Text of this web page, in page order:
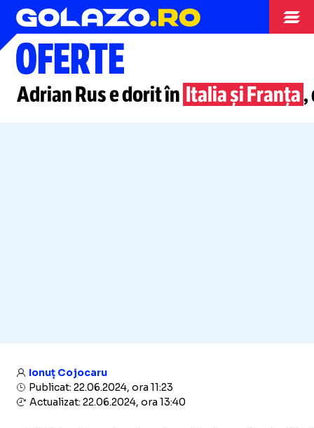
Stranieri
OFERTE
Adrian Rus e dorit în Italia și Franța,
Ionuț Cojocaru
Publicat: 22.06.2024, ora 11:23
Actualizat: 22.06.2024, ora 13:40